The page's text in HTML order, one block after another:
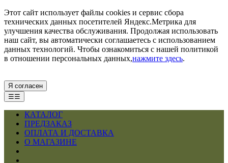
Этот сайт использует файлы cookies и сервис сбора
технических данных посетителей Яндекс.Метрика для
улучшения качества обслуживания. Продолжая использовать
наш сайт, вы автоматически соглашаетесь с использованием
данных технологий. Чтобы ознакомиться с нашей политикой
в отношении персональных данных,нажмите здесь.
Я согласен
☰☰
КАТАЛОГ
ПРЕДЗАКАЗ
ОПЛАТА И ДОСТАВКА
О МАГАЗИНЕ